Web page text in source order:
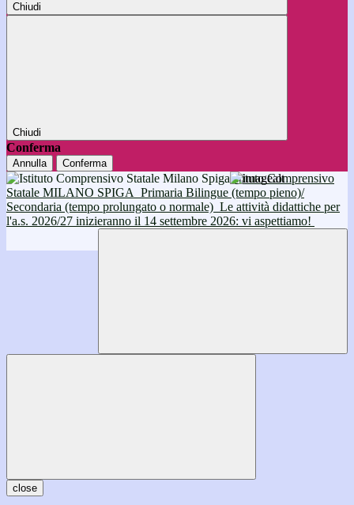
Chiudi
Chiudi
Conferma
Annulla Conferma
Istituto Comprensivo
Statale MILANO SPIGA Primaria Bilingue (tempo pieno)/
Secondaria (tempo prolungato o normale) Le attività didattiche per
l'a.s. 2026/27 inizieranno il 14 settembre 2026: vi aspettiamo!
close